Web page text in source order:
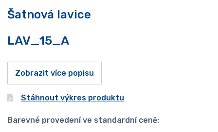
Šatnová lavice
LAV_15_A
Zobrazit více popisu
Stáhnout výkres produktu
Barevné provedení ve standardní ceně: